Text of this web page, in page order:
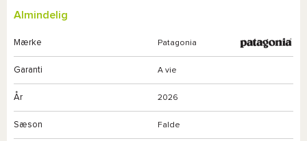
Almindelig
Mærke Patagonia
Garanti A vie
År 2026
Sæson Falde